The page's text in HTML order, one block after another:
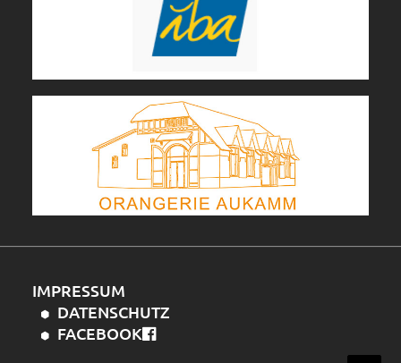
IMPRESSUM
DATENSCHUTZ
FACEBOOK